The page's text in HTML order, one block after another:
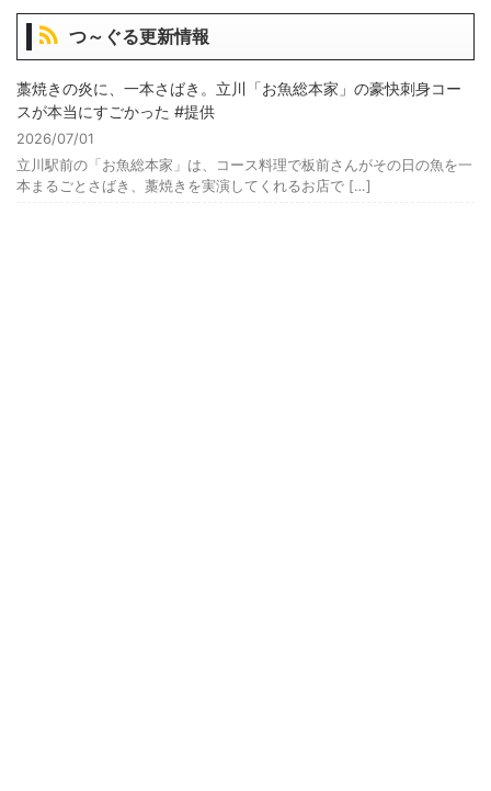
つ～ぐる更新情報
藁焼きの炎に、一本さばき。立川「お魚総本家」の豪快刺身コー
スが本当にすごかった #提供
2026/07/01
立川駅前の「お魚総本家」は、コース料理で板前さんがその日の魚を一
本まるごとさばき、藁焼きを実演してくれるお店で […]